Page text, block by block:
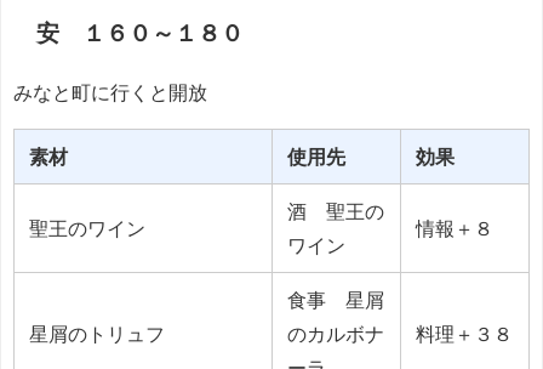
安 １６０～１８０
みなと町に行くと開放
素材 使用先 効果
聖王のワイン
酒 聖王の
ワイン
情報＋８
星屑のトリュフ
食事 星屑
のカルボナ
料理＋３８